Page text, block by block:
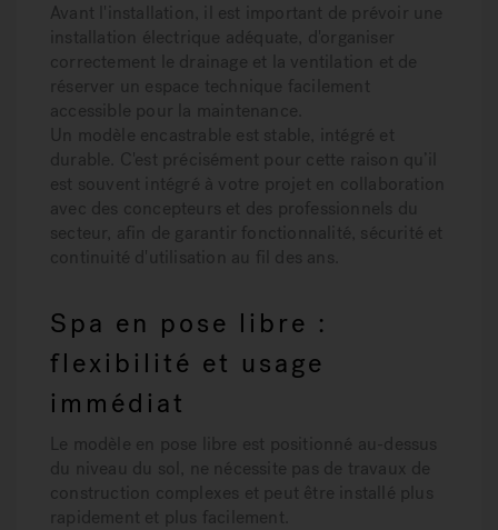
Avant l'installation, il est important de prévoir une
installation électrique adéquate, d'organiser
correctement le drainage et la ventilation et de
réserver un espace technique facilement
accessible pour la maintenance.
Un modèle encastrable est stable, intégré et
durable. C'est précisément pour cette raison qu’il
est souvent intégré à votre projet en collaboration
avec des concepteurs et des professionnels du
secteur, afin de garantir fonctionnalité, sécurité et
continuité d'utilisation au fil des ans.
Spa en pose libre :
flexibilité et usage
immédiat
Le modèle en pose libre est positionné au-dessus
du niveau du sol, ne nécessite pas de travaux de
construction complexes et peut être installé plus
rapidement et plus facilement.